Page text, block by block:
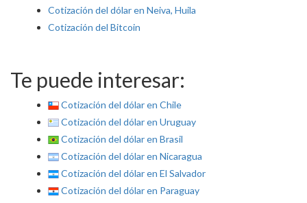
Cotización del dólar en Neiva, Huila
Cotización del Bitcoin
Te puede interesar:
Cotización del dólar en Chile
Cotización del dólar en Uruguay
Cotización del dólar en Brasil
Cotización del dólar en Nicaragua
Cotización del dólar en El Salvador
Cotización del dólar en Paraguay